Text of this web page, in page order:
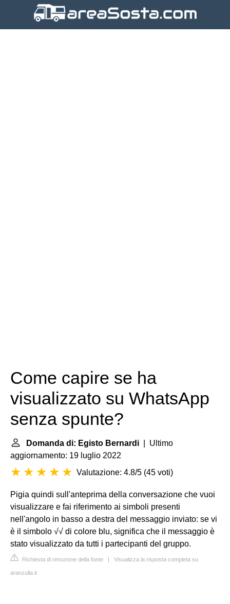
Come capire se ha
visualizzato su WhatsApp
senza spunte?
Domanda di: Egisto Bernardi | Ultimo
aggiornamento: 19 luglio 2022
Valutazione: 4.8/5 (45 voti)
Pigia quindi sull'anteprima della conversazione che vuoi
visualizzare e fai riferimento ai simboli presenti
nell'angolo in basso a destra del messaggio inviato: se vi
è il simbolo √√ di colore blu, significa che il messaggio è
stato visualizzato da tutti i partecipanti del gruppo.
Richiesta di rimozione della fonte | Visualizza la risposta completa su
aranzulla.it